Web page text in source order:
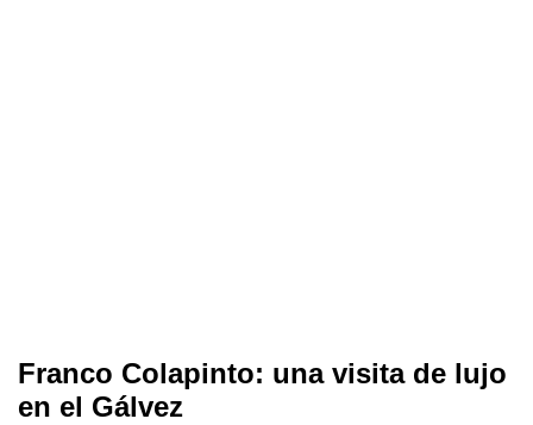
Franco Colapinto: una visita de lujo
en el Gálvez